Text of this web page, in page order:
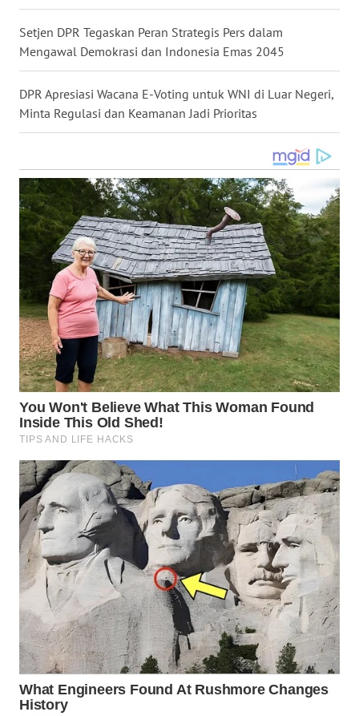
Setjen DPR Tegaskan Peran Strategis Pers dalam
Mengawal Demokrasi dan Indonesia Emas 2045
DPR Apresiasi Wacana E-Voting untuk WNI di Luar Negeri,
Minta Regulasi dan Keamanan Jadi Prioritas
WN
KALTARA
WN
KALSEL
WN
WN
SULSEL
WN
GORONTALO
WN
SULUT
WN
MALUKU
WN
MALUT
WN
DAIRI
WN
DANAU
TOBA
WN
NIAS
WN
LANGKAT